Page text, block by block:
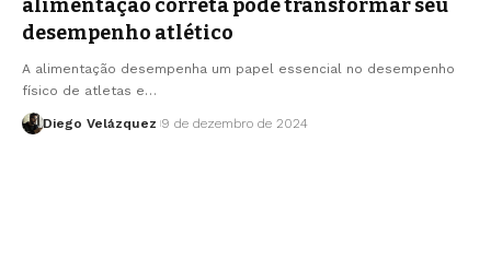
alimentação correta pode transformar seu
desempenho atlético
A alimentação desempenha um papel essencial no desempenho
físico de atletas e…
Diego Velázquez 9 de dezembro de 2024